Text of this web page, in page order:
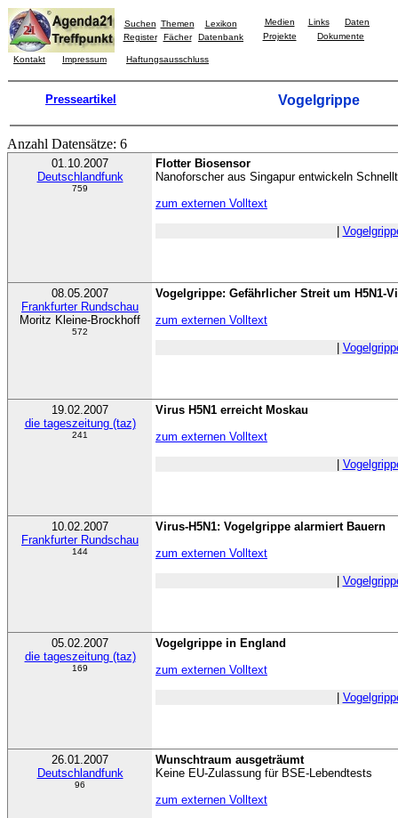
Suchen Themen
Lexikon
Register
Fächer Datenbank
Medien Links
Daten
Projekte
Dokumente
Kontakt Impressum Haftungsausschluss
Presseartikel Vogelgrippe
Anzahl Datensätze: 6
01.10.2007
Deutschlandfunk
759
Flotter Biosensor
Nanoforscher aus Singapur entwickeln
zum externen Volltext
08.05.2007
Frankfurter Rundschau
Moritz Kleine-Brockhoff
572
Vogelgrippe: Gefährlicher Streit um H5N1-
zum externen Volltext
19.02.2007
die tageszeitung (taz)
241
Virus H5N1 erreicht Moskau
zum externen Volltext
10.02.2007
Frankfurter Rundschau
144
Virus-H5N1: Vogelgrippe alarmiert Bauern
zum externen Volltext
05.02.2007
die tageszeitung (taz)
169
Vogelgrippe in England
zum externen Volltext
26.01.2007
Deutschlandfunk
96
Wunschtraum ausgeträumt
Keine EU-Zulassung für BSE-Lebendtests
zum externen Volltext